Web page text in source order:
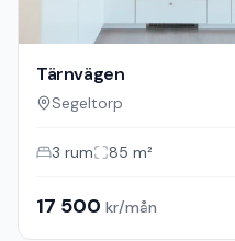
Tärnvägen
Segeltorp
3 rum 85 m²
17 500 kr/mån